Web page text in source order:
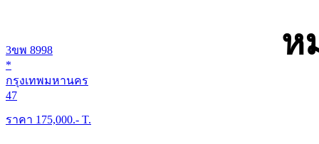
ห
3ขพ 8998
*
กรุงเทพมหานคร
47
ราคา 175,000.- T.